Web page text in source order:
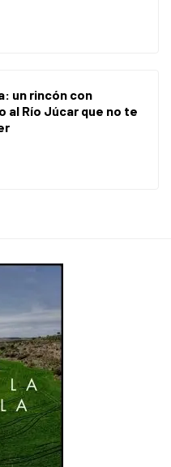
un rincón con
al Río Júcar que no te